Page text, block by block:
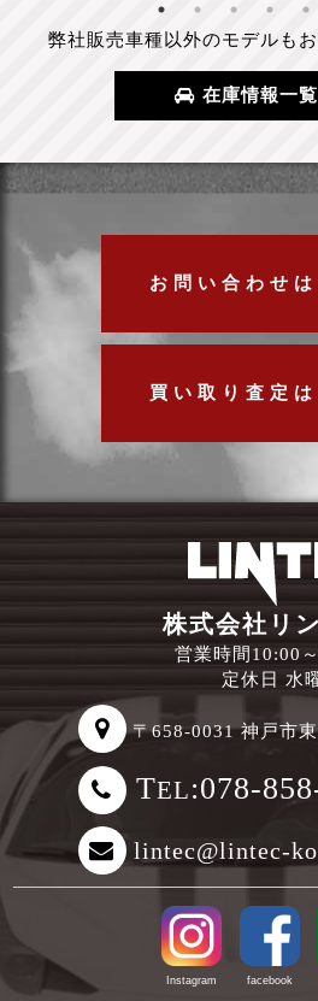
弊社販売車種以外のモデルも
在庫情報一覧
お問い合わせは
買い取り査定は
株式会社リ
営業時間10:00
定休日 水
〒658-0031 神戸市
TEL:078-
lintec@lintec-
Instagram facebook